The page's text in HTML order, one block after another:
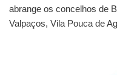
abrange os concelhos de
Valpaços, Vila Pouca de